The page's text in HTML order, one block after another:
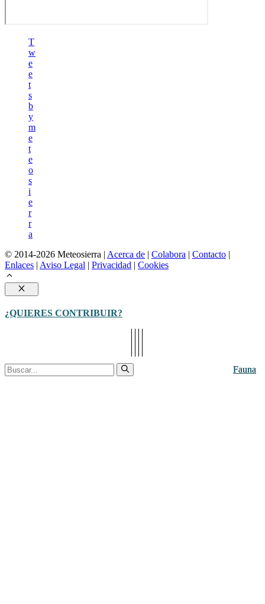
Fauna
Fauna
T
w
e
e
t
s
b
y
m
e
t
e
o
s
i
e
r
r
a
© 2014-2026 Meteosierra | Acerca de | Colabora | Contacto |
Enlaces | Aviso Legal | Privacidad | Cookies
Cerrar
¿QUIERES CONTRIBUIR?
Buscar: